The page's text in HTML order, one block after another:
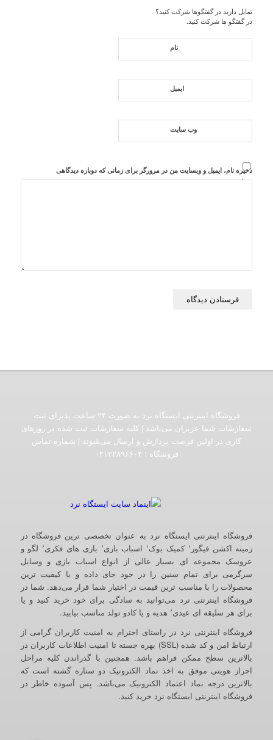
تمایل دارید در گفتگوها شرکت کنید؟
در گفتگو ها شرکت کنید.
نام
ایمیل
وب‌ سایت
ذخیره نام، ایمیل و وبسایت من در مرورگر برای زمانی که دوباره دیدگاهی
می‌نویسم.
فروشگاه اینترنتی ایستگاه نرد به صورت ۲۴ ساعت پذیرای ثبت
سفارشات شما عزیزان می‌باشد | کلیه سفارشات ثبت شده در روزهای
کاری در اولین فرصت پردازش و ارسال می‌شوند | شماره تماس
فروشگاه :‌ ۰۲۱۲۲۸۹۶۶۰۴
فروشگاه اینترنتی ایستگاه نرد به عنوان تخصصی ترین فروشگاه در
زمینه اکشن فیگور٬ کمیک بوک٬ اسباب بازی٬ بازی های فکری٬ لگو و
عروسک مجموعه ای بسیار عالی از انواع اسباب بازی و وسایل
سرگرمی برای تمام سنین را در خود جای داده و با کیفیت ترین
محصولات را با مناسب ترین قیمت در اختیار شما قرار می‌دهد. شما در
فروشگاه اینترنتی نرد می‌توانید به سادگی برای خود خرید کنید و یا
برای هر سلیقه ای عیدی٬ هدیه و یا کادو تولد مناسب بیابید.
فروشگاه اینترنتی نرد در راستای احترام به امنیت کاربران گرامی از
ارتباط امن و کد شده (SSL) بهره جسته تا امنیت اطلاعات کاربران در
بالاترین سطح ممکن فراهم باشد. همچنین با گذراندن کلیه مراحل
احراز هویتی موفق به اخذ نماد الکترونیک دو ستاره گشته است که
بالاترین درجه نماد اعتماد الکترونیک می‌باشد. پس آسوده خاطر در
فروشگاه اینترنتی ایستگاه نرد خرید کنید.